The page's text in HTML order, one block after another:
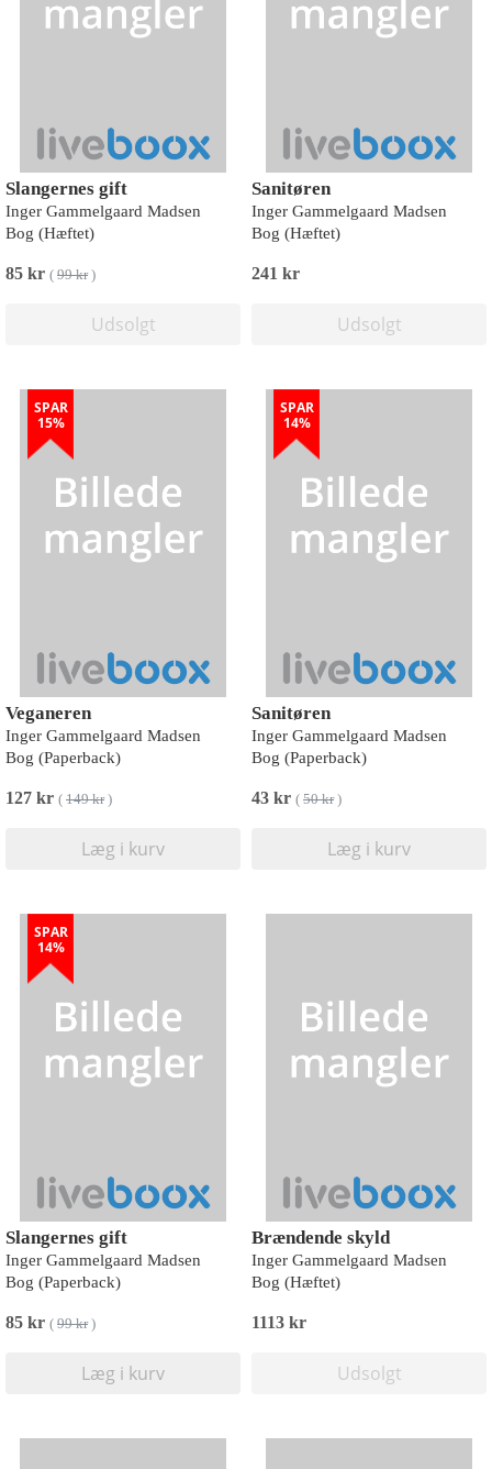
Slangernes gift
Inger Gammelgaard Madsen
Bog (Hæftet)
85 kr ( 99 kr)
Udsolgt
Sanitøren
Inger Gammelgaard Madsen
Bog (Hæftet)
241 kr
Udsolgt
SPAR
15%
Veganeren
Inger Gammelgaard Madsen
Bog (Paperback)
127 kr ( 149 kr)
Læg i kurv
SPAR
14%
Sanitøren
Inger Gammelgaard Madsen
Bog (Paperback)
43 kr ( 50 kr)
Læg i kurv
SPAR
14%
Slangernes gift
Inger Gammelgaard Madsen
Bog (Paperback)
85 kr ( 99 kr)
Læg i kurv
Brændende skyld
Inger Gammelgaard Madsen
Bog (Hæftet)
1113 kr
Udsolgt